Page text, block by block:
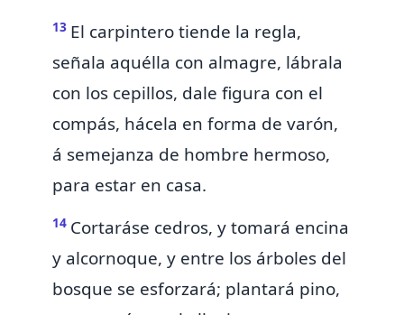
13 El carpintero tiende la regla,
señala aquélla con almagre, lábrala
con los cepillos, dale figura con el
compás, hácela en forma de varón,
á semejanza de hombre hermoso,
para estar en casa.
14 Cortaráse cedros, y tomará encina
y alcornoque, y entre los árboles del
bosque se esforzará; plantará pino,